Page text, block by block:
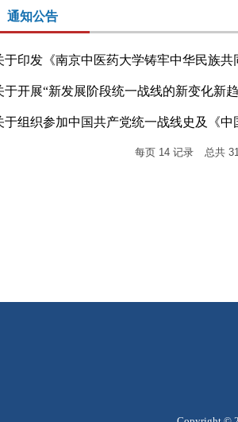
通知公告
于印发《南京中医药大学铸牢中华民族共
于开展“新发展阶段统一战线的新变化新
于组织参加中国共产党统一战线史及《中
每页 14 记录 总共